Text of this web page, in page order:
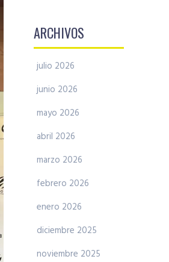
ARCHIVOS
julio 2026
junio 2026
mayo 2026
abril 2026
marzo 2026
febrero 2026
enero 2026
diciembre 2025
noviembre 2025